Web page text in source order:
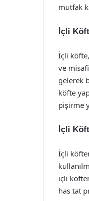
mutfak
İçli
İçli
ve
gelerek
köfte
pişirme
İçli
İçli
içli
has tat